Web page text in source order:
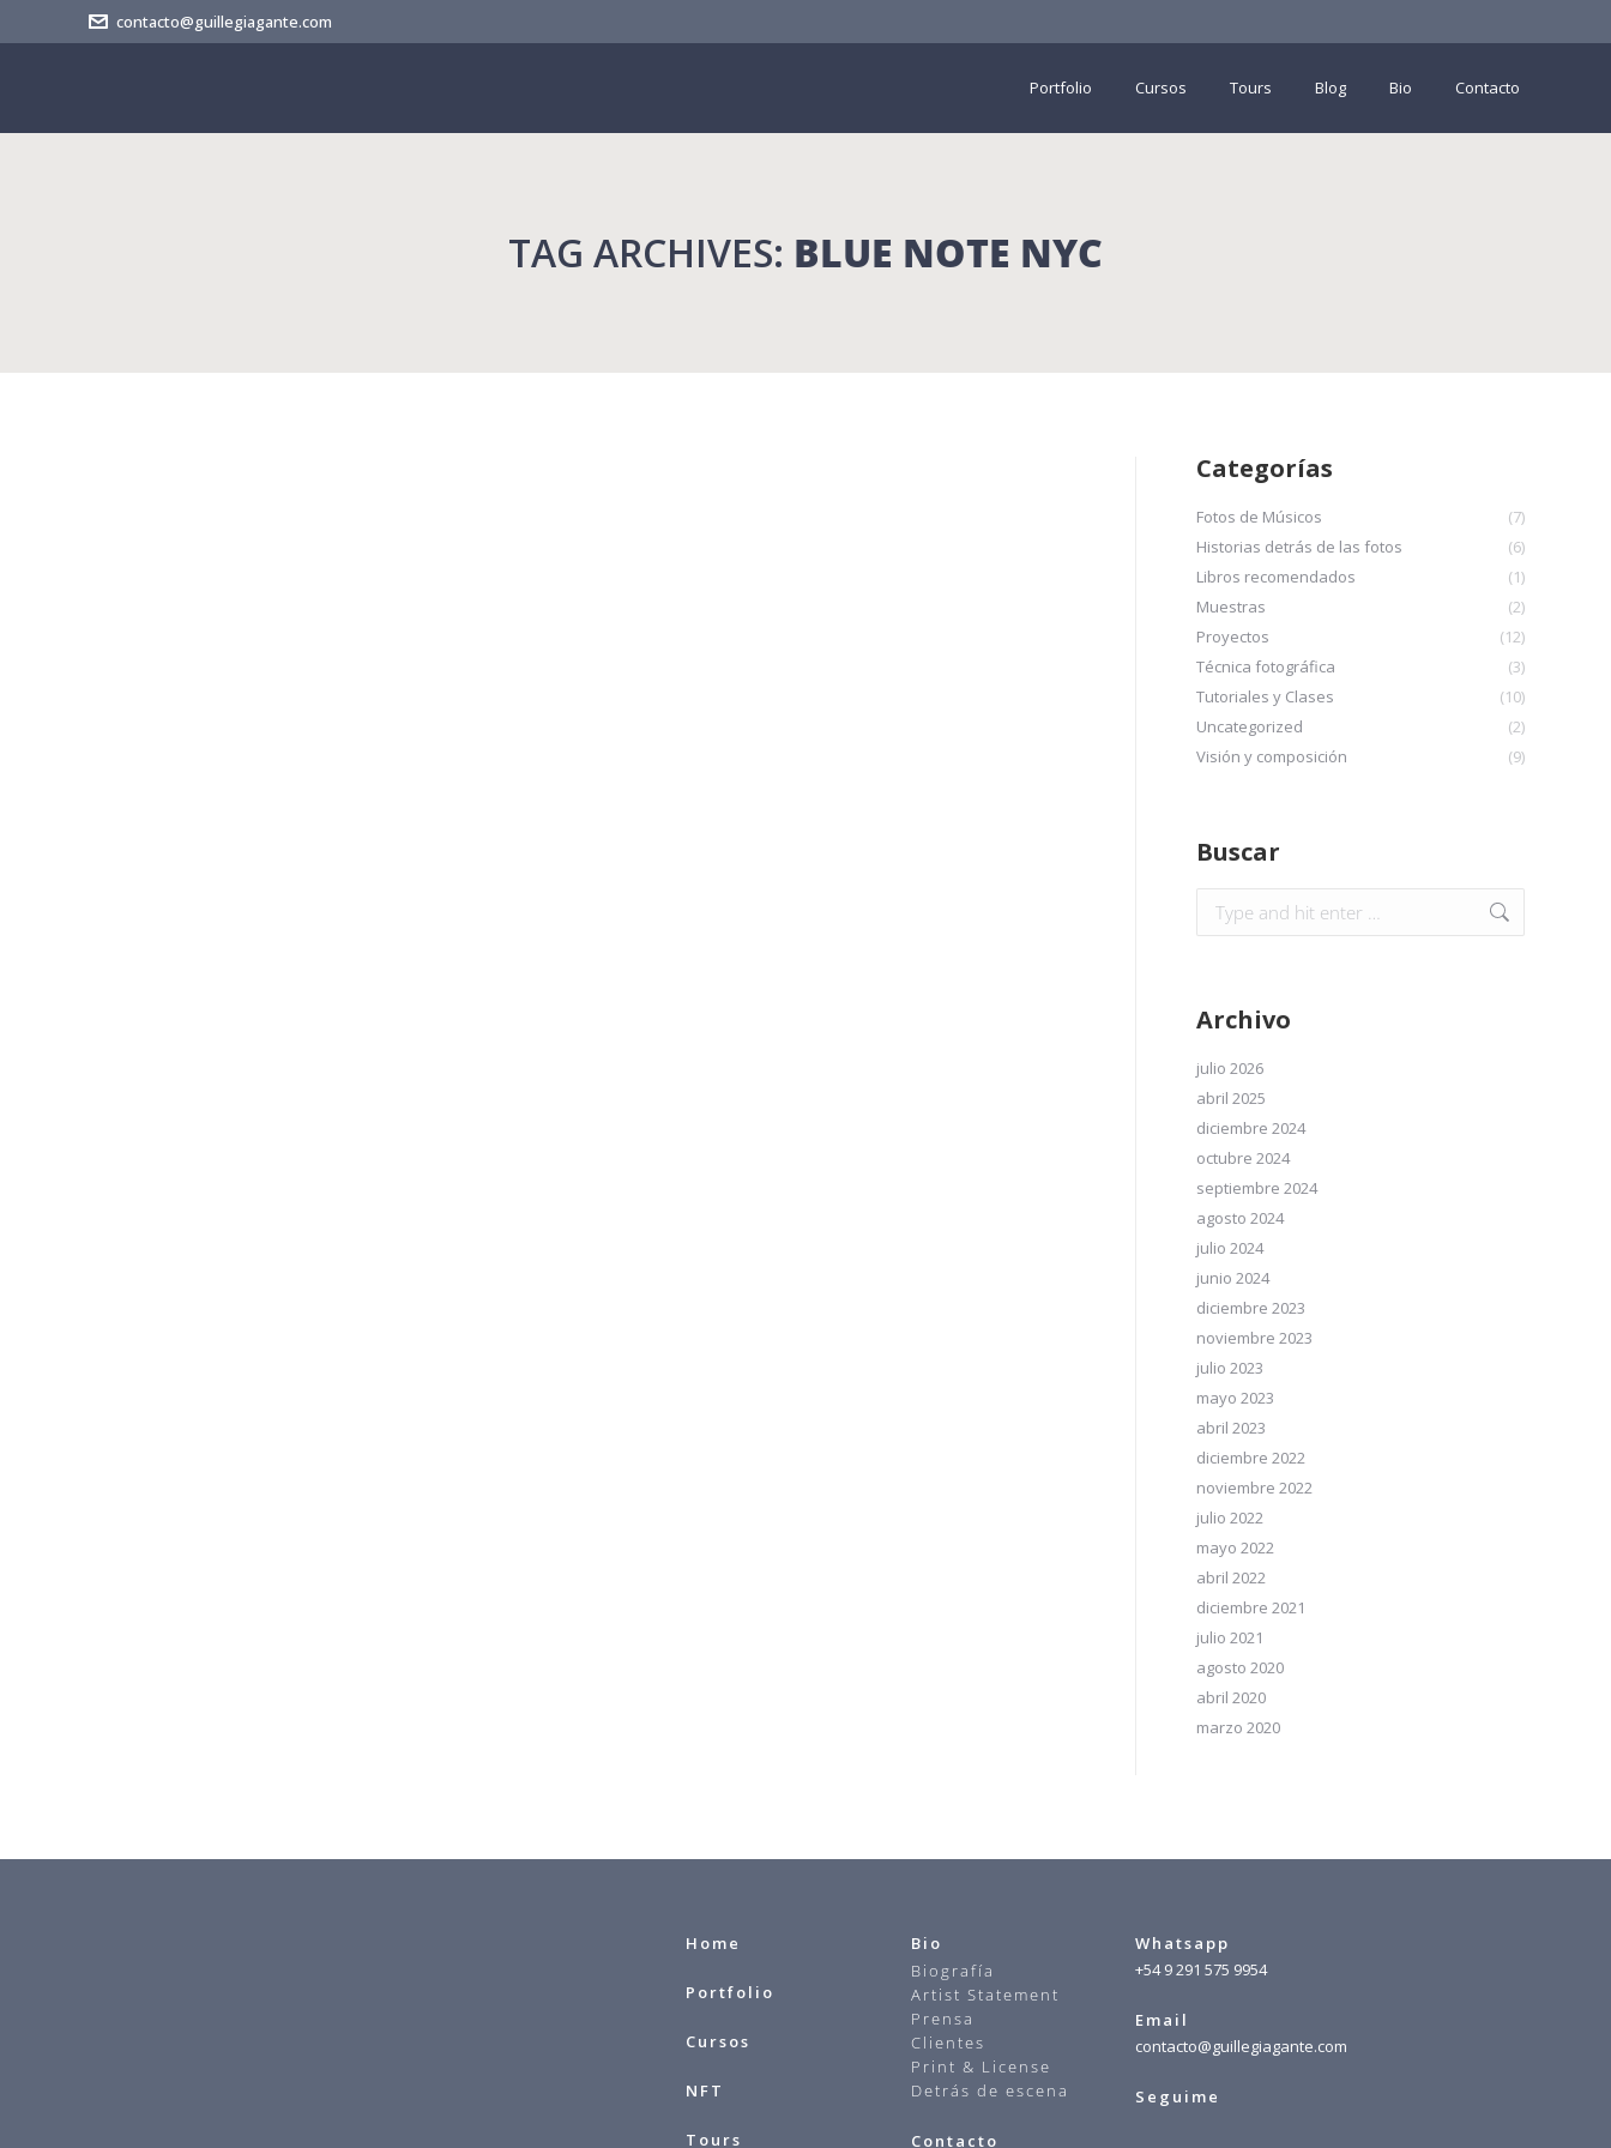
contacto@guillegiagante.com
Portfolio Cursos Tours Blog Bio Contacto
TAG ARCHIVES: BLUE NOTE NYC
Categorías
Fotos de Músicos
(7)
Historias detrás de las fotos
(6)
Libros recomendados
(1)
Muestras
(2)
Proyectos
(12)
Técnica fotográfica
(3)
Tutoriales y Clases
(10)
Uncategorized
(2)
Visión y composición
(9)
Buscar
Archivo
julio 2026
abril 2025
diciembre 2024
octubre 2024
septiembre 2024
agosto 2024
julio 2024
junio 2024
diciembre 2023
noviembre 2023
julio 2023
mayo 2023
abril 2023
diciembre 2022
noviembre 2022
julio 2022
mayo 2022
abril 2022
diciembre 2021
julio 2021
agosto 2020
abril 2020
marzo 2020
Home
Portfolio
Cursos
NFT
Tours
Bio
Biografía
Artist Statement
Prensa
Clientes
Print & License
Detrás de escena
Contacto
Whatsapp
+54 9 291 575 9954
Email
contacto@guillegiagante.com
Seguime